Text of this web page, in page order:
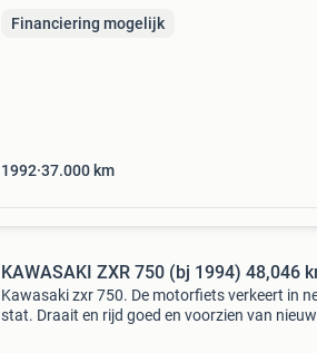
bouwjaar: 1992 transmissie: geschakeld kleur:
Financiering mogelijk
1992 37.000 km
KAWASAKI ZXR 750 (bj 1994) 48,046
Kawasaki zxr 750. De motorfiets verkeert in
stat. Draait en rijd goed en voorzien van